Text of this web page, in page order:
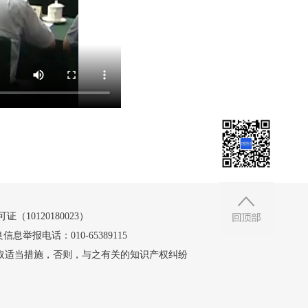
（10120180023）
息举报电话：010-65389115
当措施，否则，与之有关的知识产权纠纷